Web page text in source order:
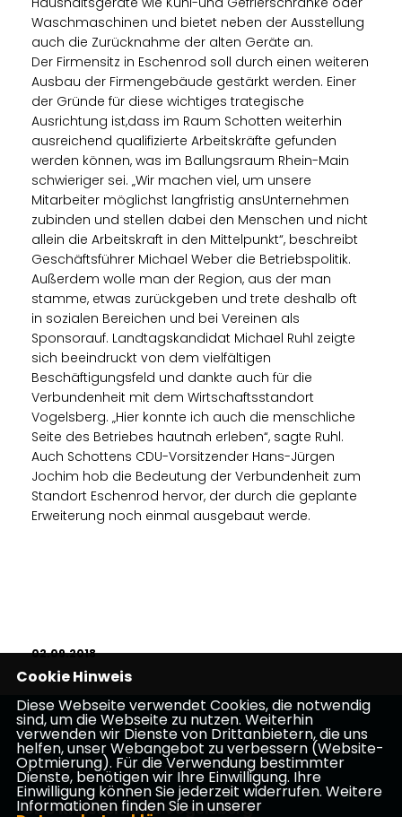
Waschmaschinen und bietet neben der Ausstellung
auch die Zurücknahme der alten Geräte an.
Der Firmensitz in Eschenrod soll durch einen weiteren
Ausbau der Firmengebäude gestärkt werden. Einer
der Gründe für diese wichtiges trategische
Ausrichtung ist,dass im Raum Schotten weiterhin
ausreichend qualifizierte Arbeitskräfte gefunden
werden können, was im Ballungsraum Rhein-Main
schwieriger sei. „Wir machen viel, um unsere
Mitarbeiter möglichst langfristig ansUnternehmen
zubinden und stellen dabei den Menschen und nicht
allein die Arbeitskraft in den Mittelpunkt“, beschreibt
Geschäftsführer Michael Weber die Betriebspolitik.
Außerdem wolle man der Region, aus der man
stamme, etwas zurückgeben und trete deshalb oft
in sozialen Bereichen und bei Vereinen als
Sponsorauf. Landtagskandidat Michael Ruhl zeigte
sich beeindruckt von dem vielfältigen
Beschäftigungsfeld und dankte auch für die
Verbundenheit mit dem Wirtschaftsstandort
Vogelsberg. „Hier konnte ich auch die menschliche
Seite des Betriebes hautnah erleben“, sagte Ruhl.
Auch Schottens CDU-Vorsitzender Hans-Jürgen
Jochim hob die Bedeutung der Verbundenheit zum
Standort Eschenrod hervor, der durch die geplante
Erweiterung noch einmal ausgebaut werde.
02.09.2018
Homepage CDU Schotten
Impressum Datenschutz Kontakt
CDU Kreisverband Vogelsberg
Cookie Hinweis
Diese Webseite verwendet Cookies, die notwendig
sind, um die Webseite zu nutzen. Weiterhin
verwenden wir Dienste von Drittanbietern, die uns
helfen, unser Webangebot zu verbessern (Website-
Optmierung). Für die Verwendung bestimmter
Dienste, benötigen wir Ihre Einwilligung. Ihre
Einwilligung können Sie jederzeit widerrufen. Weitere
Informationen finden Sie in unserer